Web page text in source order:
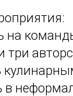
на
три